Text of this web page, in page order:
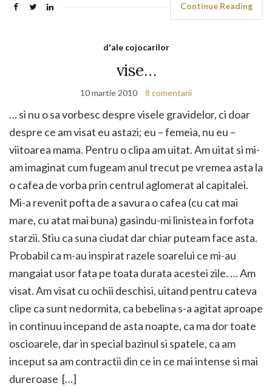
Continue Reading
d'ale cojocarilor
vise…
10 martie 2010 8 comentarii
… si nu o sa vorbesc despre visele gravidelor, ci doar
despre ce am visat eu astazi; eu – femeia, nu eu –
viitoarea mama. Pentru o clipa am uitat. Am uitat si mi-
am imaginat cum fugeam anul trecut pe vremea asta la
o cafea de vorba prin centrul aglomerat al capitalei.
Mi-a revenit pofta de a savura o cafea (cu cat mai
mare, cu atat mai buna) gasindu-mi linistea in forfota
starzii. Stiu ca suna ciudat dar chiar puteam face asta.
Probabil ca m-au inspirat razele soarelui ce mi-au
mangaiat usor fata pe toata durata acestei zile. … Am
visat. Am visat cu ochii deschisi, uitand pentru cateva
clipe ca sunt nedormita, ca bebelina s-a agitat aproape
in continuu incepand de asta noapte, ca ma dor toate
oscioarele, dar in special bazinul si spatele, ca am
inceput sa am contractii din ce in ce mai intense si mai
dureroase […]